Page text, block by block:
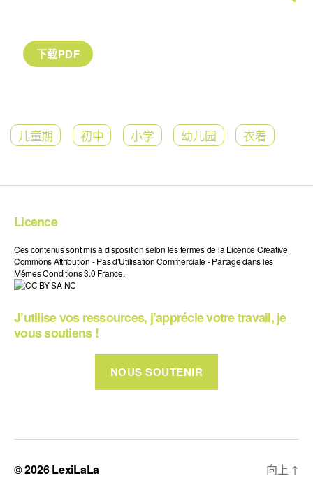
儿童期 初中 小学 幼儿园 衣着
Licence
Ces contenus sont mis à disposition selon les termes de la Licence Creative
Commons Attribution - Pas d’Utilisation Commerciale - Partage dans les
Mêmes Conditions 3.0 France.
J’utilise vos ressources, j’apprécie votre travail, je
vous soutiens !
NOUS SOUTENIR
© 2026LexiLaLa 向上 ↑